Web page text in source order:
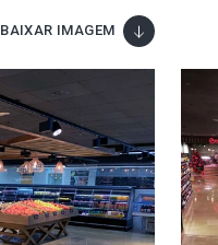
BAIXAR IMAGEM